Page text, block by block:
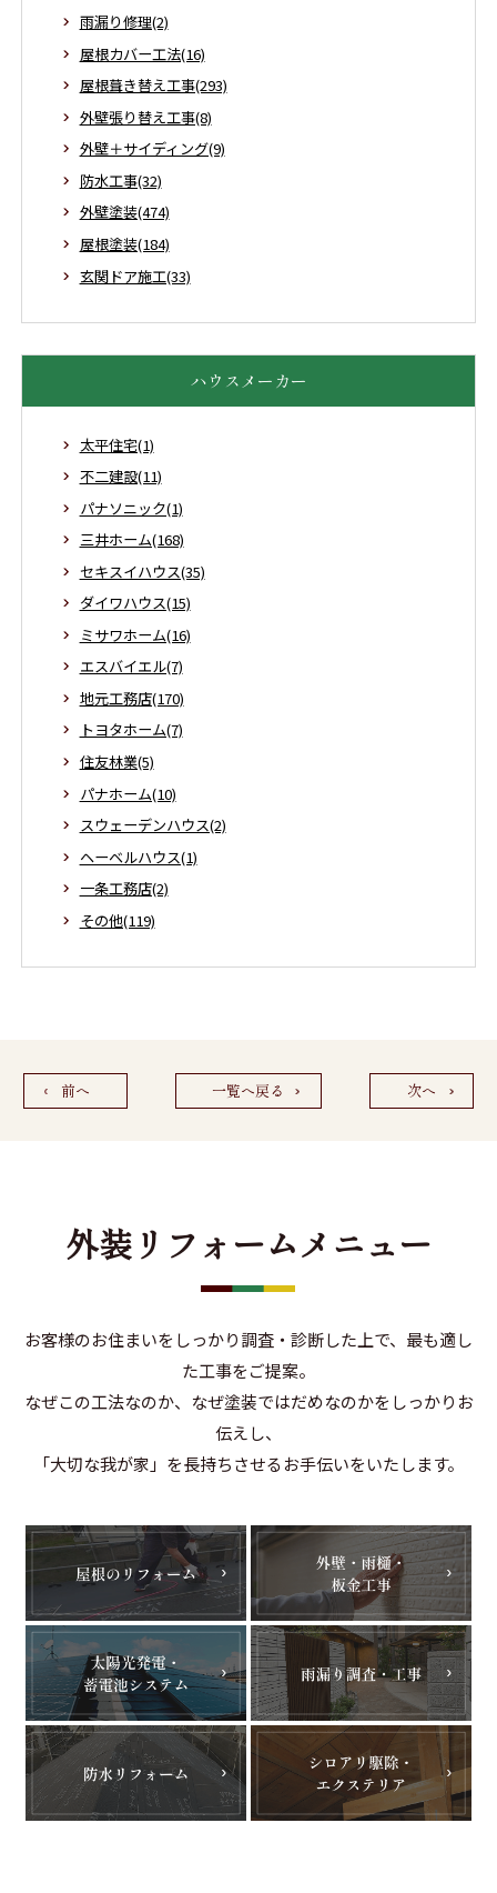
雨漏り修理(2)
屋根カバー工法(16)
屋根葺き替え工事(293)
外壁張り替え工事(8)
外壁＋サイディング(9)
防水工事(32)
外壁塗装(474)
屋根塗装(184)
玄関ドア施工(33)
ハウスメーカー
太平住宅(1)
不二建設(11)
パナソニック(1)
三井ホーム(168)
セキスイハウス(35)
ダイワハウス(15)
ミサワホーム(16)
エスバイエル(7)
地元工務店(170)
トヨタホーム(7)
住友林業(5)
パナホーム(10)
スウェーデンハウス(2)
ヘーベルハウス(1)
一条工務店(2)
その他(119)
前へ 一覧へ戻る 次へ
外装リフォームメニュー
お客様のお住まいをしっかり調査・診断した上で、最も適し
た工事をご提案。
なぜこの工法なのか、なぜ塗装ではだめなのかをしっかりお
伝えし、
「大切な我が家」を長持ちさせるお手伝いをいたします。